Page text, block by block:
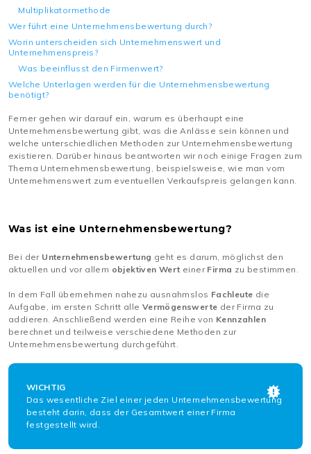
Multiplikatormethode
Wer führt eine Unternehmensbewertung durch?
Worin unterscheiden sich Unternehmenswert und
Unternehmenspreis?
Was beeinflusst den Firmenwert?
Welche Unterlagen werden für die Unternehmensbewertung
benötigt?
Ferner gehen wir darauf ein, warum es überhaupt eine
Unternehmensbewertung gibt, was die Anlässe sein können und
welche unterschiedlichen Methoden zur Unternehmensbewertung
existieren. Darüber hinaus beantworten wir noch einige Fragen zum
Thema Unternehmensbewertung, beispielsweise, wie man vom
Unternehmenswert zum eventuellen Verkaufspreis gelangen kann.
Was ist eine Unternehmensbewertung?
Bei der Unternehmensbewertung geht es darum, möglichst den
aktuellen und vor allem objektiven Wert einerFirma zu bestimmen.
In dem Fall übernehmen nahezu ausnahmslos Fachleute die
Aufgabe, im ersten Schritt alle Vermögenswerte der Firma zu
addieren. Anschließend werden eine Reihe von Kennzahlen
berechnet und teilweise verschiedene Methoden zur
Unternehmensbewertung durchgeführt.
WICHTIG
Das wesentliche Ziel einer jeden Unternehmensbewertung
besteht darin, dass der Gesamtwert einer Firma
festgestellt wird.